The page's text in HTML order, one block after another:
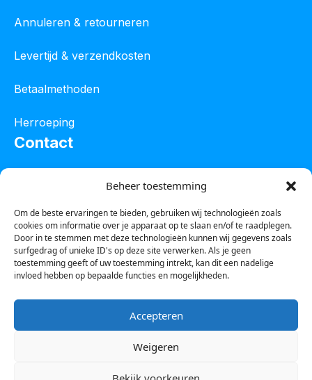
Beheer toestemming
Om de beste ervaringen te bieden, gebruiken wij technologieën zoals
cookies om informatie over je apparaat op te slaan en/of te raadplegen.
Door in te stemmen met deze technologieën kunnen wij gegevens zoals
surfgedrag of unieke ID's op deze site verwerken. Als je geen
toestemming geeft of uw toestemming intrekt, kan dit een nadelige
invloed hebben op bepaalde functies en mogelijkheden.
Accepteren
Weigeren
Annuleren & retourneren
Levertijd & verzendkosten
Betaalmethoden
Herroeping
Contact
Tel :0850601800
Whatsapp : 0623388306
KvK leeuwarden : 61835943
BTW nr : NL001450418B86